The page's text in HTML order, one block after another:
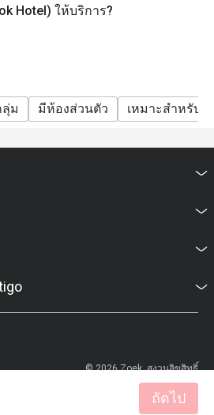
ingredients and culinary
unless otherwise stated in the
Bangkok Hotel) offer?
in Cantonese and classic
the all-you-can-eat dim sum,
Fish, and a variety of steamed
is recommended.
3rd Level of Conrad Bangkok
Hotel) ให้บริการ?
ลุ่ม มีห้องส่วนตัว เหมาะสำหรับเ
ถัดไป
© 2026 Zoek. สงวนลิขสิทธิ์